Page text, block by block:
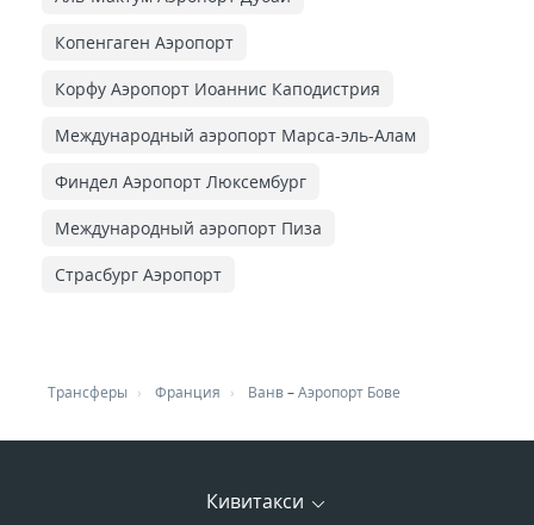
Копенгаген Аэропорт
Корфу Аэропорт Иоаннис Каподистрия
Международный аэропорт Марса-эль-Алам
Финдел Аэропорт Люксембург
Международный аэропорт Пиза
Страсбург Аэропорт
Трансферы Франция Ванв–Аэропорт Бове
Кивитакси